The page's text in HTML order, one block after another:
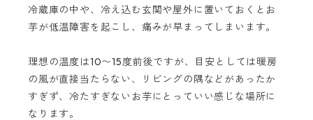
冷蔵庫の中や、冷え込む玄関や屋外に置いておくとお
芋が低温障害を起こし、痛みが早まってしまいます。
理想の温度は10〜15度前後ですが、目安としては暖房
の風が直接当たらない、リビングの隅などがあったか
すぎず、冷たすぎないお芋にとっていい感じな場所に
なります。